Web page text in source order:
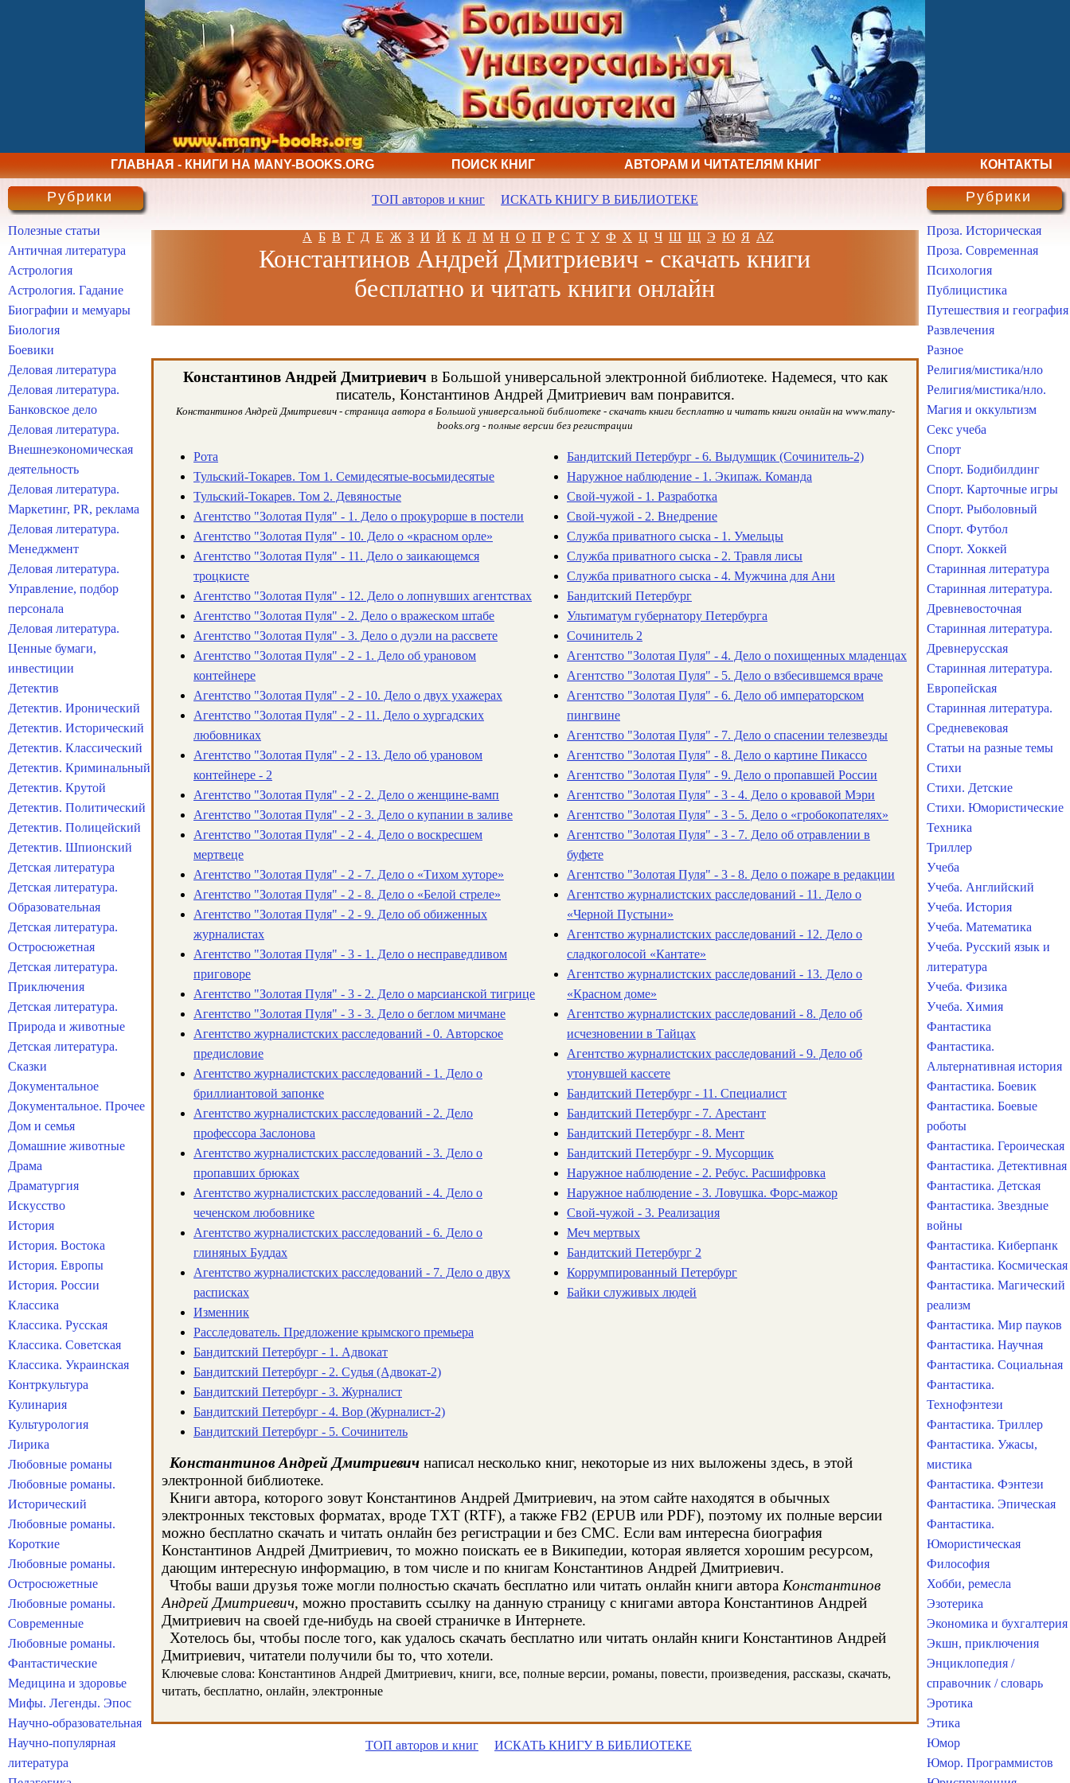
ГЛАВНАЯ - КНИГИ НА MANY-BOOKS.ORG ПОИСК КНИГ АВТОРАМ И ЧИТАТЕЛЯМ КНИГ КОНТАКТЫ
ТОП авторов и книг ИСКАТЬ КНИГУ В БИБЛИОТЕКЕ
А Б В Г Д Е Ж З И Й К Л М Н О П Р С Т У Ф Х Ц Ч Ш Щ Э Ю Я AZ
Константинов Андрей Дмитриевич - скачать книги
бесплатно и читать книги онлайн
Константинов Андрей Дмитриевичв Большой универсальной электронной библиотеке. Надемеся, что как
писатель, Константинов Андрей Дмитриевич вам понравится.
Константинов Андрей Дмитриевич - страница автора в Большой универсальной библиотеке - скачать книги бесплатно и читать книги онлайн на www.many-
books.org - полные версии без регистрации
Рота
Тульский-Токарев. Том 1. Семидесятые-восьмидесятые
Тульский-Токарев. Том 2. Девяностые
Агентство "Золотая Пуля" - 1. Дело о прокурорше в постели
Агентство "Золотая Пуля" - 10. Дело о «красном орле»
Агентство "Золотая Пуля" - 11. Дело о заикающемся
троцкисте
Агентство "Золотая Пуля" - 12. Дело о лопнувших агентствах
Агентство "Золотая Пуля" - 2. Дело о вражеском штабе
Агентство "Золотая Пуля" - 3. Дело о дуэли на рассвете
Агентство "Золотая Пуля" - 2 - 1. Дело об урановом
контейнере
Агентство "Золотая Пуля" - 2 - 10. Дело о двух ухажерах
Агентство "Золотая Пуля" - 2 - 11. Дело о хургадских
любовниках
Агентство "Золотая Пуля" - 2 - 13. Дело об урановом
контейнере - 2
Агентство "Золотая Пуля" - 2 - 2. Дело о женщине-вамп
Агентство "Золотая Пуля" - 2 - 3. Дело о купании в заливе
Агентство "Золотая Пуля" - 2 - 4. Дело о воскресшем
мертвеце
Агентство "Золотая Пуля" - 2 - 7. Дело о «Тихом хуторе»
Агентство "Золотая Пуля" - 2 - 8. Дело о «Белой стреле»
Агентство "Золотая Пуля" - 2 - 9. Дело об обиженных
журналистах
Агентство "Золотая Пуля" - 3 - 1. Дело о несправедливом
приговоре
Агентство "Золотая Пуля" - 3 - 2. Дело о марсианской тигрице
Агентство "Золотая Пуля" - 3 - 3. Дело о беглом мичмане
Агентство журналистских расследований - 0. Авторское
предисловие
Агентство журналистских расследований - 1. Дело о
бриллиантовой запонке
Агентство журналистских расследований - 2. Дело
профессора Заслонова
Агентство журналистских расследований - 3. Дело о
пропавших брюках
Агентство журналистских расследований - 4. Дело о
чеченском любовнике
Агентство журналистских расследований - 6. Дело о
глиняных Буддах
Агентство журналистских расследований - 7. Дело о двух
расписках
Изменник
Расследователь. Предложение крымского премьера
Бандитский Петербург - 1. Адвокат
Бандитский Петербург - 2. Судья (Адвокат-2)
Бандитский Петербург - 3. Журналист
Бандитский Петербург - 4. Вор (Журналист-2)
Бандитский Петербург - 5. Сочинитель
Бандитский Петербург - 6. Выдумщик (Сочинитель-2)
Наружное наблюдение - 1. Экипаж. Команда
Свой-чужой - 1. Разработка
Свой-чужой - 2. Внедрение
Служба приватного сыска - 1. Умельцы
Служба приватного сыска - 2. Травля лисы
Служба приватного сыска - 4. Мужчина для Ани
Бандитский Петербург
Ультиматум губернатору Петербурга
Сочинитель 2
Агентство "Золотая Пуля" - 4. Дело о похищенных младенцах
Агентство "Золотая Пуля" - 5. Дело о взбесившемся враче
Агентство "Золотая Пуля" - 6. Дело об императорском
пингвине
Агентство "Золотая Пуля" - 7. Дело о спасении телезвезды
Агентство "Золотая Пуля" - 8. Дело о картине Пикассо
Агентство "Золотая Пуля" - 9. Дело о пропавшей России
Агентство "Золотая Пуля" - 3 - 4. Дело о кровавой Мэри
Агентство "Золотая Пуля" - 3 - 5. Дело о «гробокопателях»
Агентство "Золотая Пуля" - 3 - 7. Дело об отравлении в
буфете
Агентство "Золотая Пуля" - 3 - 8. Дело о пожаре в редакции
Агентство журналистских расследований - 11. Дело о
«Черной Пустыни»
Агентство журналистских расследований - 12. Дело о
сладкоголосой «Кантате»
Агентство журналистских расследований - 13. Дело о
«Красном доме»
Агентство журналистских расследований - 8. Дело об
исчезновении в Тайцах
Агентство журналистских расследований - 9. Дело об
утонувшей кассете
Бандитский Петербург - 11. Специалист
Бандитский Петербург - 7. Арестант
Бандитский Петербург - 8. Мент
Бандитский Петербург - 9. Мусорщик
Наружное наблюдение - 2. Ребус. Расшифровка
Наружное наблюдение - 3. Ловушка. Форс-мажор
Свой-чужой - 3. Реализация
Меч мертвых
Бандитский Петербург 2
Коррумпированный Петербург
Байки служивых людей
Константинов Андрей Дмитриевич написал несколько книг, некоторые из них выложены здесь, в этой
электронной библиотеке.
Книги автора, которого зовут Константинов Андрей Дмитриевич, на этом сайте находятся в обычных
электронных текстовых форматах, вроде TXT (RTF), а также FB2 (EPUB или PDF), поэтому их полные версии
можно бесплатно скачать и читать онлайн без регистрации и без СМС. Если вам интересна биография
Константинов Андрей Дмитриевич, то можно поискать ее в Википедии, которая является хорошим ресурсом,
дающим интересную информацию, в том числе и по книгам Константинов Андрей Дмитриевич.
Чтобы ваши друзья тоже могли полностью скачать бесплатно или читать онлайн книги автора Константинов
Андрей Дмитриевич, можно проставить ссылку на данную страницу с книгами автора Константинов Андрей
Дмитриевич на своей где-нибудь на своей страничке в Интернете.
Хотелось бы, чтобы после того, как удалось скачать бесплатно или читать онлайн книги Константинов Андрей
Дмитриевич, читатели получили бы то, что хотели.
Ключевые слова: Константинов Андрей Дмитриевич, книги, все, полные версии, романы, повести, произведения, рассказы, скачать,
читать, бесплатно, онлайн, электронные
ТОП авторов и книг ИСКАТЬ КНИГУ В БИБЛИОТЕКЕ
Рубрики
Полезные статьи
Античная литература
Астрология
Астрология. Гадание
Биографии и мемуары
Биология
Боевики
Деловая литература
Деловая литература.
Банковское дело
Деловая литература.
Внешнеэкономическая
деятельность
Деловая литература.
Маркетинг, PR, реклама
Деловая литература.
Менеджмент
Деловая литература.
Управление, подбор
персонала
Деловая литература.
Ценные бумаги,
инвестиции
Детектив
Детектив. Иронический
Детектив. Исторический
Детектив. Классический
Детектив. Криминальный
Детектив. Крутой
Детектив. Политический
Детектив. Полицейский
Детектив. Шпионский
Детская литература
Детская литература.
Образовательная
Детская литература.
Остросюжетная
Детская литература.
Приключения
Детская литература.
Природа и животные
Детская литература.
Сказки
Документальное
Документальное. Прочее
Дом и семья
Домашние животные
Драма
Драматургия
Искусство
История
История. Востока
История. Европы
История. России
Классика
Классика. Русская
Классика. Советская
Классика. Украинская
Контркультура
Кулинария
Культурология
Лирика
Любовные романы
Любовные романы.
Исторический
Любовные романы.
Короткие
Любовные романы.
Остросюжетные
Любовные романы.
Современные
Любовные романы.
Фантастические
Медицина и здоровье
Мифы. Легенды. Эпос
Научно-образовательная
Научно-популярная
литература
Рубрики
Проза. Историческая
Проза. Современная
Психология
Публицистика
Путешествия и география
Развлечения
Разное
Религия/мистика/нло
Религия/мистика/нло.
Магия и оккультизм
Секс учеба
Спорт
Спорт. Бодибилдинг
Спорт. Карточные игры
Спорт. Рыболовный
Спорт. Футбол
Спорт. Хоккей
Старинная литература
Старинная литература.
Древневосточная
Старинная литература.
Древнерусская
Старинная литература.
Европейская
Старинная литература.
Средневековая
Статьи на разные темы
Стихи
Стихи. Детские
Стихи. Юмористические
Техника
Триллер
Учеба
Учеба. Английский
Учеба. История
Учеба. Математика
Учеба. Русский язык и
литература
Учеба. Физика
Учеба. Химия
Фантастика
Фантастика.
Альтернативная история
Фантастика. Боевик
Фантастика. Боевые
роботы
Фантастика. Героическая
Фантастика. Детективная
Фантастика. Детская
Фантастика. Звездные
войны
Фантастика. Киберпанк
Фантастика. Космическая
Фантастика. Магический
реализм
Фантастика. Мир пауков
Фантастика. Научная
Фантастика. Социальная
Фантастика.
Технофэнтези
Фантастика. Триллер
Фантастика. Ужасы,
мистика
Фантастика. Фэнтези
Фантастика. Эпическая
Фантастика.
Юмористическая
Философия
Хобби, ремесла
Эзотерика
Экономика и бухгалтерия
Экшн, приключения
Энциклопедия /
справочник / словарь
Эротика
Этика
Юмор
Юмор. Программистов